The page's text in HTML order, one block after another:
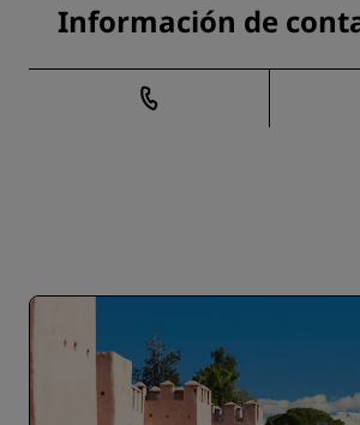
Información de